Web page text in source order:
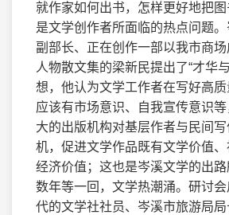
就作家如何出书，怎样更好地把
是文学创作者所面临的热点问题
副部长、正在创作一部以我市商
人物散文集的梁新民提出了“才华
想，他认为文学工作者在写好高质
应该有市场意识、自我宣传意识
大的出版机构对基层作者与民间
机，促进文学作品既有文学价值
经济价值；这也是岑溪文学的出路
数年等一回，文学热潮涌。研讨
代的文学社社员、岑溪市旅游局